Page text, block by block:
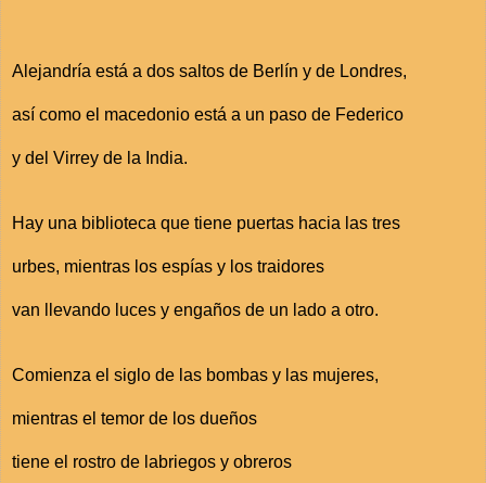
Alejandría está a dos saltos de Berlín y de Londres,
así como el macedonio está a un paso de Federico
y del Virrey de la India.
Hay una biblioteca que tiene puertas hacia las tres
urbes, mientras los espías y los traidores
van llevando luces y engaños de un lado a otro.
Comienza el siglo de las bombas y las mujeres,
mientras el temor de los dueños
tiene el rostro de labriegos y obreros